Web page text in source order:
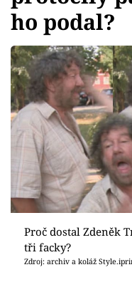
Showbyznys
Youtubeři
Virály
Sex a vztahy
Videa
Sledujte prima+
Přihlášení
ho podal?
Proč dostal Zdeněk
tři facky?
Zdroj: archiv a koláž